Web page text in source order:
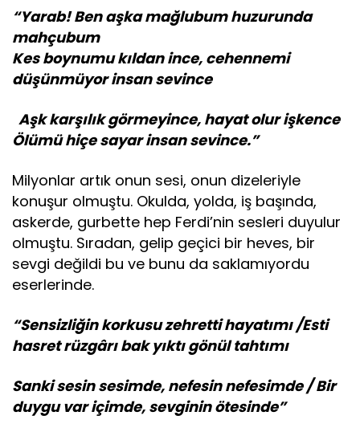
“Yarab! Ben aşka mağlubum huzurunda
mahçubum
Kes boynumu kıldan ince, cehennemi
düşünmüyor insan sevince
Aşk karşılık görmeyince, hayat olur işkence
Ölümü hiçe sayar insan sevince.”
Milyonlar artık onun sesi, onun dizeleriyle
konuşur olmuştu. Okulda, yolda, iş başında,
askerde, gurbette hep Ferdi’nin sesleri duyulur
olmuştu. Sıradan, gelip geçici bir heves, bir
sevgi değildi bu ve bunu da saklamıyordu
eserlerinde.
“Sensizliğin korkusu zehretti hayatımı /Esti
hasret rüzgârı bak yıktı gönül tahtımı
Sanki sesin sesimde, nefesin nefesimde / Bir
duygu var içimde, sevginin ötesinde”